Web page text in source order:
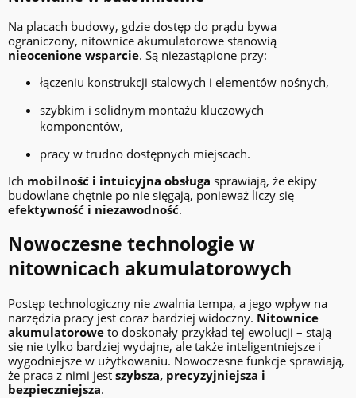
Na placach budowy, gdzie dostęp do prądu bywa
ograniczony, nitownice akumulatorowe stanowią
nieocenione wsparcie. Są niezastąpione przy:
łączeniu konstrukcji stalowych i elementów nośnych,
szybkim i solidnym montażu kluczowych
komponentów,
pracy w trudno dostępnych miejscach.
Ich mobilność i intuicyjna obsługa sprawiają, że ekipy
budowlane chętnie po nie sięgają, ponieważ liczy się
efektywność i niezawodność.
Nowoczesne technologie w
nitownicach akumulatorowych
Postęp technologiczny nie zwalnia tempa, a jego wpływ na
narzędzia pracy jest coraz bardziej widoczny. Nitownice
akumulatorowe to doskonały przykład tej ewolucji – stają
się nie tylko bardziej wydajne, ale także inteligentniejsze i
wygodniejsze w użytkowaniu. Nowoczesne funkcje sprawiają,
że praca z nimi jest szybsza, precyzyjniejsza i
bezpieczniejsza.